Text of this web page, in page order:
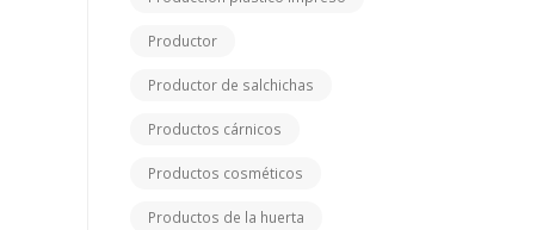
Productor
Productor de salchichas
Productos cárnicos
Productos cosméticos
Productos de la huerta